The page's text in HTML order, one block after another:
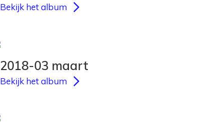
Bekijk het album
2018-03 maart
Bekijk het album